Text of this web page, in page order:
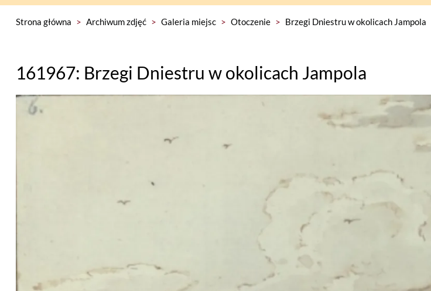
Strona główna > Archiwum zdjęć > Galeria miejsc > Otoczenie > Brzegi Dniestru w okolicach Jampola
161967: Brzegi Dniestru w okolicach Jampola